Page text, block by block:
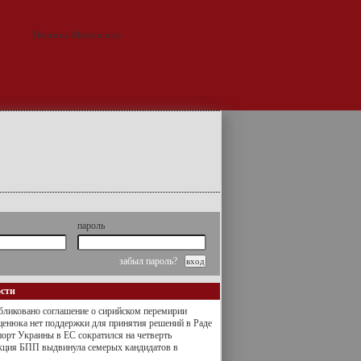
пароль
забыл пароль?
соглашение о сирийском перемирии
нет поддержки для принятия решений в Раде
Украины в ЕС сократился на четверть
БПП выдвинула семерых кандидатов в